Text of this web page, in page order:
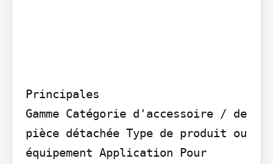
Principales
Gamme Catégorie d'accessoire / de
pièce détachée Type de produit ou
équipement Application Pour